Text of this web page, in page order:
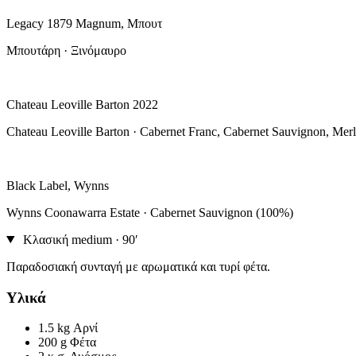
Legacy 1879 Magnum, Μπουτ
Μπουτάρη · Ξινόμαυρο
Chateau Leoville Barton 2022
Chateau Leoville Barton · Cabernet Franc, Cabernet Sauvignon,
Black Label, Wynns
Wynns Coonawarra Estate · Cabernet Sauvignon (100%)
Κλασική medium · 90′
Παραδοσιακή συνταγή με αρωματικά και τυρί φέτα.
Υλικά
1.5 kg Αρνί
200 g Φέτα